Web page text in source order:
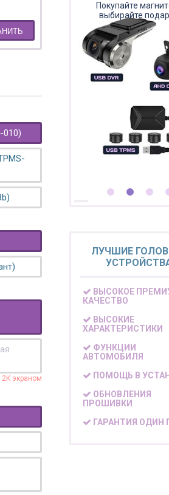
010)
2K экраном
Покупайте
выбирайте
ЛУЧШИЕ
ВЫСОКОЕ
КАЧЕСТВО
ВЫСОКИЕ
ХАРАКТЕРИСТИКИ
ФУНКЦИИ
АВТОМОБИЛЯ
ПОМОЩЬ В
ОБНОВЛЕНИЯ
ПРОШИВКИ
ГАРАНТИЯ ОДИН